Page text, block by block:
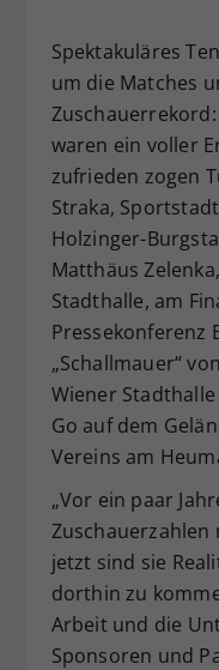
Spektakuläres
um die Matches
waren ein voller
zufrieden zogen
Straka,
Holzinger-
Matthäus
Stadthalle, am
Pressekonferenz
„Schallmauer“
Wiener
Go auf dem
Vereins am
„Vor ein paar
jetzt sind sie
dorthin zu
Arbeit und die
Sponsoren und
Zweck
hat.